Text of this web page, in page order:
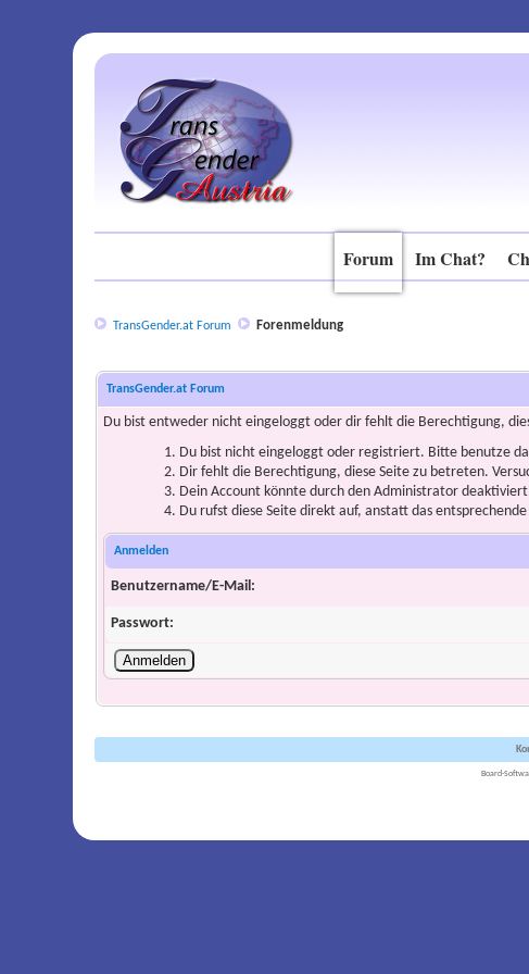
Forum Im Chat?
TransGender.at Forum Forenmeldung
TransGender.at Forum
Du bist entweder nicht eingeloggt oder dir fehlt die Berechtigung,
Du bist nicht eingeloggt oder registriert. Bitte benutze
Dir fehlt die Berechtigung, diese Seite zu betreten.
Dein Account könnte durch den Administrator
Du rufst diese Seite direkt auf, anstatt das
Anmelden
Benutzername/E-Mail:
Passwort:
Board-